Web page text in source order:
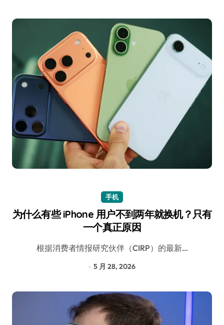
手机
为什么有些 iPhone 用户不到两年就换机？只有
一个真正原因
根据消费者情报研究伙伴（CIRP）的最新…
5 月 28, 2026